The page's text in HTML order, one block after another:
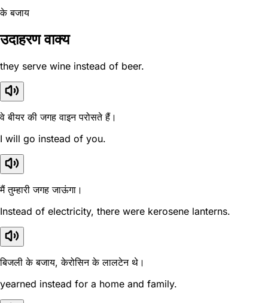
के बजाय
उदाहरण वाक्य
they serve wine instead of beer.
वे बीयर की जगह वाइन परोसते हैं।
I will go instead of you.
मैं तुम्हारी जगह जाऊंगा।
Instead of electricity, there were kerosene lanterns.
बिजली के बजाय, केरोसिन के लालटेन थे।
yearned instead for a home and family.